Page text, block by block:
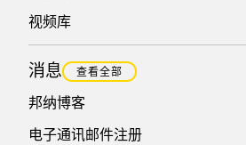
视频库
消息 查看全部
邦纳博客
电子通讯邮件注册